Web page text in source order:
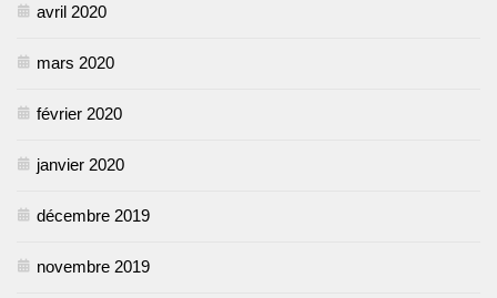
avril 2020
mars 2020
février 2020
janvier 2020
décembre 2019
novembre 2019